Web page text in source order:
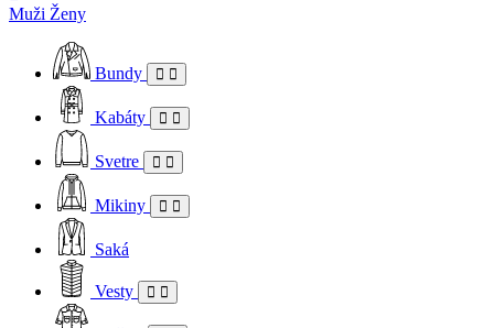
Muži Ženy
Bundy
Kabáty
Svetre
Mikiny
Saká
Vesty